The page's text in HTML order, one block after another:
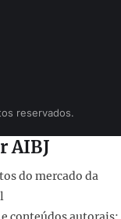
reservados.
AIBJ
do mercado da